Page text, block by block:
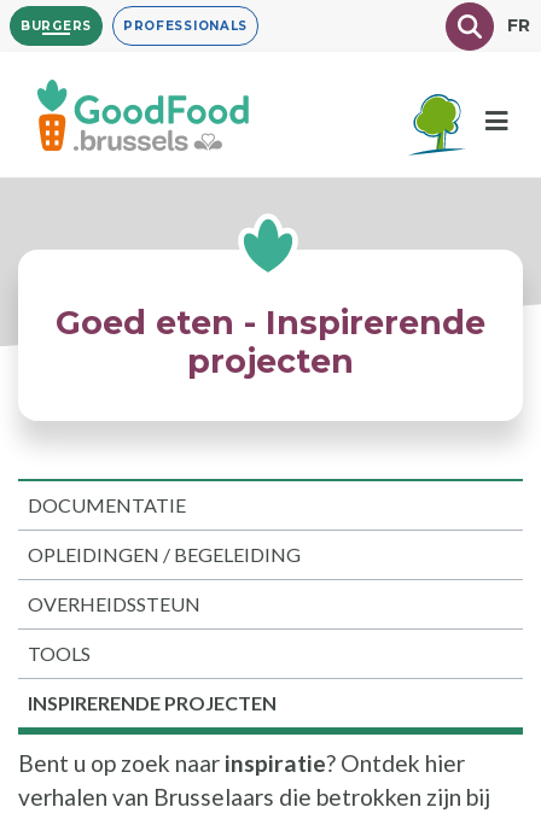
Overslaan
en
inhoud
gaan
BURGERS PROFESSIONALS TexteFR
Goed eten - Inspirerende
projecten
Bent u op zoek naar inspiratie? Ontdek hier
verhalen van Brusselaars die betrokken zijn bij
DOCUMENTATIE
OPLEIDINGEN / BEGELEIDING
OVERHEIDSSTEUN
TOOLS
INSPIRERENDE PROJECTEN